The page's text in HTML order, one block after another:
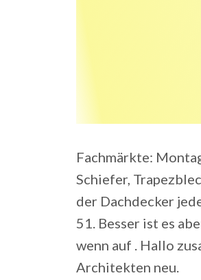
Fachmärkte:
Schiefer,
der Dachdecker
51. Besser ist es
wenn auf . Hallo
Architekten neu.